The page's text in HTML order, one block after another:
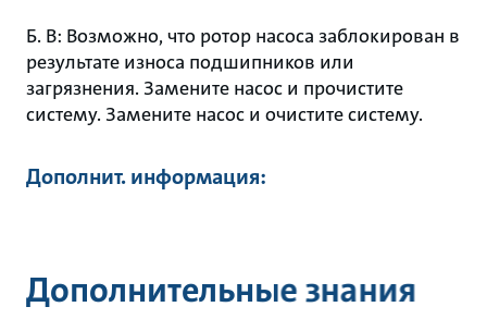
Б. B: Возможно, что ротор насоса заблокирован в
результате износа подшипников или
загрязнения. Замените насос и прочистите
систему. Замените насос и очистите систему.
Дополнит. информация:
Дополнительные знания